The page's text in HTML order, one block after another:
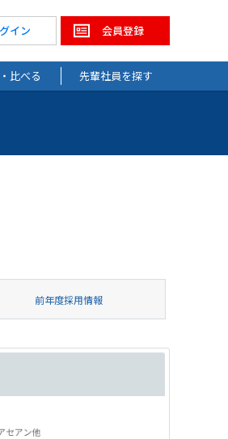
会員登録
イン
比べる 先輩社員を探す
前年度採用情報